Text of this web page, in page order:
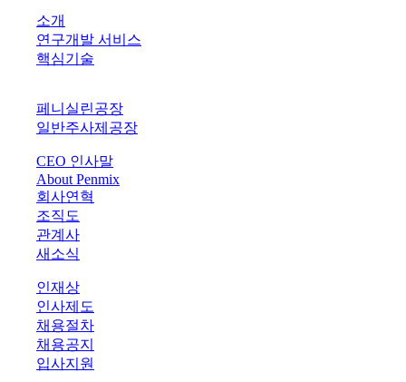
소개
연구개발 서비스
핵심기술
페니실린공장
일반주사제공장
CEO 인사말
About Penmix
회사연혁
조직도
관계사
새소식
인재상
인사제도
채용절차
채용공지
입사지원